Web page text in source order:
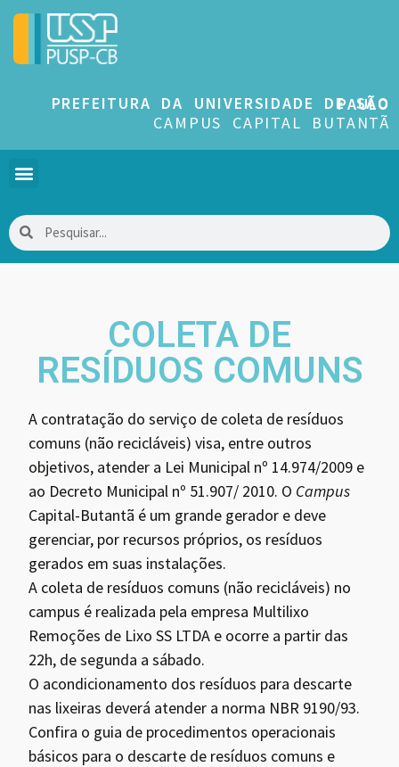
PREFEITURA DA UNIVERSIDADE DE SÃO PAULO
CAMPUS CAPITAL BUTANTÃ
COLETA DE
RESÍDUOS COMUNS
A contratação do serviço de coleta de resíduos
comuns (não recicláveis) visa, entre outros
objetivos, atender a Lei Municipal nº 14.974/2009 e
ao Decreto Municipal nº 51.907/ 2010. O Campus
Capital-Butantã é um grande gerador e deve
gerenciar, por recursos próprios, os resíduos
gerados em suas instalações.
A coleta de resíduos comuns (não recicláveis) no
campus é realizada pela empresa Multilixo
Remoções de Lixo SS LTDA e ocorre a partir das
22h, de segunda a sábado.
O acondicionamento dos resíduos para descarte
nas lixeiras deverá atender a norma NBR 9190/93.
Confira o guia de procedimentos operacionais
básicos para o descarte de resíduos comuns e